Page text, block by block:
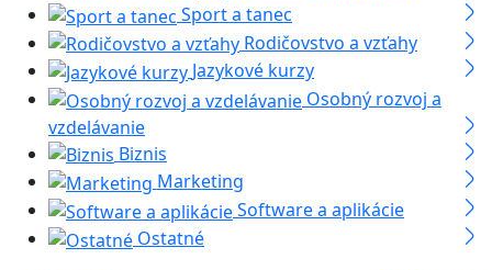
Sport a tanec
Rodičovstvo a vzťahy
Jazykové kurzy
Osobný rozvoj a
vzdelávanie
Biznis
Marketing
Software a aplikácie
Ostatné